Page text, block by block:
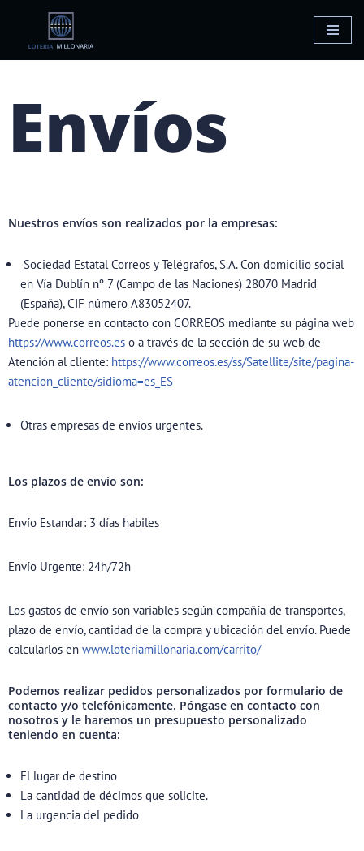
Saltar
al
Envíos
Nuestros envíos son realizados por la empresas:
Sociedad Estatal Correos y Telégrafos, S.A. Con domicilio social
en Vía Dublín nº 7 (Campo de las Naciones) 28070 Madrid
(España), CIF número A83052407.
Puede ponerse en contacto con CORREOS mediante su página web
https://www.correos.es o a través de la sección de su web de
Atención al cliente: https://www.correos.es/ss/Satellite/site/pagina-
atencion_cliente/sidioma=es_ES
Otras empresas de envíos urgentes.
Los plazos de envio son:
Envío Estandar: 3 días habiles
Envío Urgente: 24h/72h
Los gastos de envío son variables según compañía de transportes,
plazo de envío, cantidad de la compra y ubicación del envío. Puede
calcularlos en www.loteriamillonaria.com/carrito/
Podemos realizar pedidos personalizados por formulario de
contacto y/o telefónicamente. Póngase en contacto con
nosotros y le haremos un presupuesto personalizado
teniendo en cuenta:
El lugar de destino
La cantidad de décimos que solicite.
La urgencia del pedido